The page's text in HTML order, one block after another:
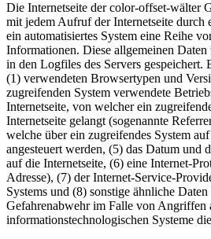
Die Internetseite der color-offset-wälter
mit jedem Aufruf der Internetseite durch
ein automatisiertes System eine Reihe
Informationen. Diese allgemeinen
in den Logfiles des Servers gespeichert.
(1) verwendeten Browsertypen und
zugreifenden System verwendete
Internetseite, von welcher ein
Internetseite gelangt (sogenannte
welche über ein zugreifendes System
angesteuert werden, (5) das Datum und
auf die Internetseite, (6) eine Internet-
Adresse), (7) der Internet-Service-
Systems und (8) sonstige ähnliche
Gefahrenabwehr im Falle von Angriffen
informationstechnologischen Systeme